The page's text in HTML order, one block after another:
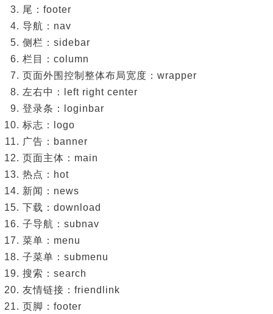
尾：footer
导航：nav
侧栏：sidebar
栏目：column
页面外围控制整体布局宽度：wrapper
左右中：left right center
登录条：loginbar
标志：logo
广告：banner
页面主体：main
热点：hot
新闻：news
下载：download
子导航：subnav
菜单：menu
子菜单：submenu
搜索：search
友情链接：friendlink
页脚：footer